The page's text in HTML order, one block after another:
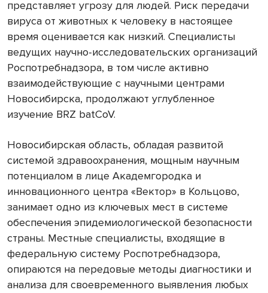
представляет угрозу для людей. Риск передачи
вируса от животных к человеку в настоящее
время оценивается как низкий. Специалисты
ведущих научно-исследовательских организаций
Роспотребнадзора, в том числе активно
взаимодействующие с научными центрами
Новосибирска, продолжают углубленное
изучение BRZ batCoV.
Новосибирская область, обладая развитой
системой здравоохранения, мощным научным
потенциалом в лице Академгородка и
инновационного центра «Вектор» в Кольцово,
занимает одно из ключевых мест в системе
обеспечения эпидемиологической безопасности
страны. Местные специалисты, входящие в
федеральную систему Роспотребнадзора,
опираются на передовые методы диагностики и
анализа для своевременного выявления любых